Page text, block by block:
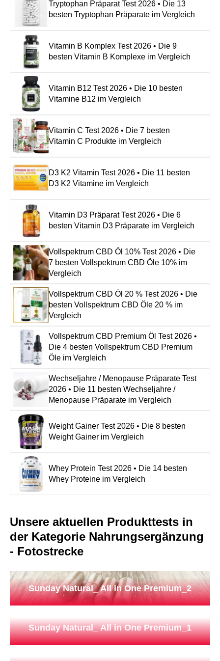
Tryptophan Präparat Test 2026 • Die 13
besten Tryptophan Präparate im Vergleich
Vitamin B Komplex Test 2026 • Die 9
besten Vitamin B Komplexe im Vergleich
Vitamin B12 Test 2026 • Die 10 besten
Vitamine B12 im Vergleich
Vitamin C Test 2026 • Die 7 besten
Vitamin C Produkte im Vergleich
D3 K2 Vitamin Test 2026 • Die 11 besten
D3 K2 Vitamine im Vergleich
Vitamin D3 Präparat Test 2026 • Die 6
besten Vitamin D3 Präparate im Vergleich
Vollspektrum CBD Öl 10% Test 2026 • Die
7 besten Vollspektrum CBD Öle 10% im
Vergleich
Vollspektrum CBD Öl 20 % Test 2026 • Die
besten Vollspektrum CBD Öle 20 % im
Vergleich
Vollspektrum CBD Premium Öl Test 2026 •
Die 4 besten Vollspektrum CBD Premium
Öle im Vergleich
Wechseljahre / Menopause Präparate Test
2026 • Die 11 besten Wechseljahre /
Menopause Präparate im Vergleich
Weight Gainer Test 2026 • Die 8 besten
Weight Gainer im Vergleich
Whey Protein Test 2026 • Die 14 besten
Whey Proteine im Vergleich
Unsere aktuellen Produkttests in
der Kategorie Nahrungsergänzung
- Fotostrecke
Sunday Natural_ All in One Premium_2
Sunday Natural_ All in One Premium_1